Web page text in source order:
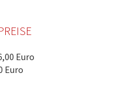
Euro
Euro